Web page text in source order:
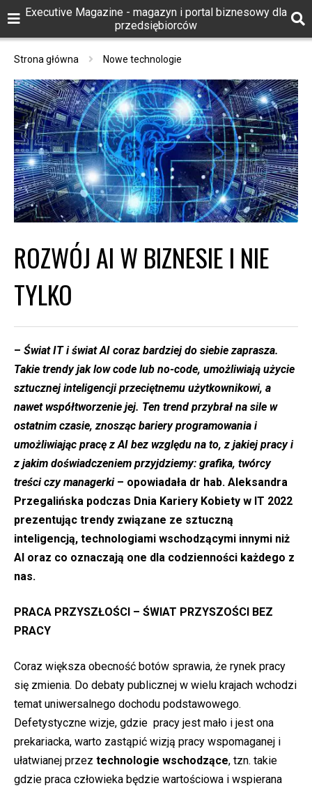
Executive Magazine - magazyn i portal biznesowy dla
przedsiębiorców
Strona główna Nowe technologie
ROZWÓJ AI W BIZNESIE I NIE
TYLKO
– Świat IT i świat AI coraz bardziej do siebie zaprasza.
Takie trendy jak low code lub no-code, umożliwiają użycie
sztucznej inteligencji przeciętnemu użytkownikowi, a
nawet współtworzenie jej. Ten trend przybrał na sile w
ostatnim czasie, znosząc bariery programowania i
umożliwiając pracę z AI bez względu na to, z jakiej pracy i
z jakim doświadczeniem przyjdziemy: grafika, twórcy
treści czy managerki– opowiadała dr hab. Aleksandra
Przegalińska podczas Dnia Kariery Kobiety w IT 2022
prezentując trendy związane ze sztuczną
inteligencją, technologiami wschodzącymi innymi niż
AI oraz co oznaczają one dla codzienności każdego z
nas.
PRACA PRZYSZŁOŚCI – ŚWIAT PRZYSZOŚCI BEZ
PRACY
Coraz większa obecność botów sprawia, że rynek pracy
się zmienia. Do debaty publicznej w wielu krajach wchodzi
temat uniwersalnego dochodu podstawowego.
Defetystyczne wizje, gdzie pracy jest mało i jest ona
prekariacka, warto zastąpić wizją pracy wspomaganej i
ułatwianej przez technologie wschodzące, tzn. takie
gdzie praca człowieka będzie wartościowa i wspierana